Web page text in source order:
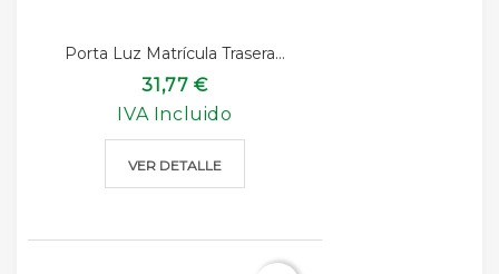
Porta Luz Matrícula Trasera...
31,77 €
IVA Incluido
VER DETALLE